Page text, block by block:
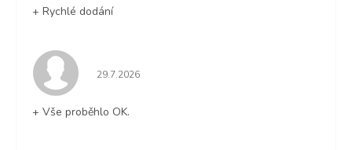
+ Rychlé dodání
Hodnocení obchodu je 5 z 5 hvězdiček.
29.7.2026
+ Vše proběhlo OK.